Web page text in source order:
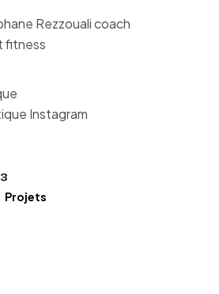
Rezzouali coach
fitness
Instagram
Projets